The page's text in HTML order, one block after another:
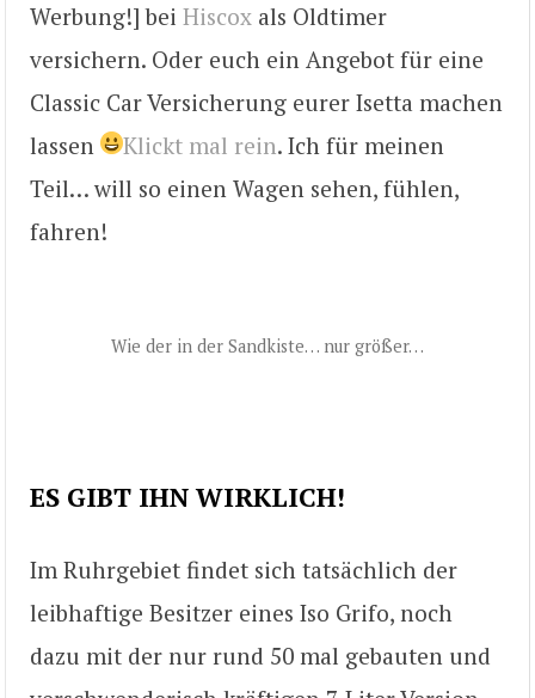
Werbung!] bei Hiscox als Oldtimer
versichern. Oder euch ein Angebot für eine
Classic Car Versicherung eurer Isetta machen
lassen
Klickt mal rein. Ich für meinen
Teil… will so einen Wagen sehen, fühlen,
fahren!
Wie der in der Sandkiste… nur größer…
ES GIBT IHN WIRKLICH!
Im Ruhrgebiet findet sich tatsächlich der
leibhaftige Besitzer eines Iso Grifo, noch
dazu mit der nur rund 50 mal gebauten und